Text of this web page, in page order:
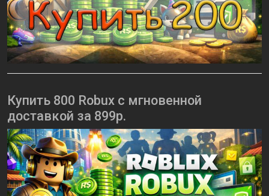
Купить 800 Robux с мгновенной
доставкой за 899р.